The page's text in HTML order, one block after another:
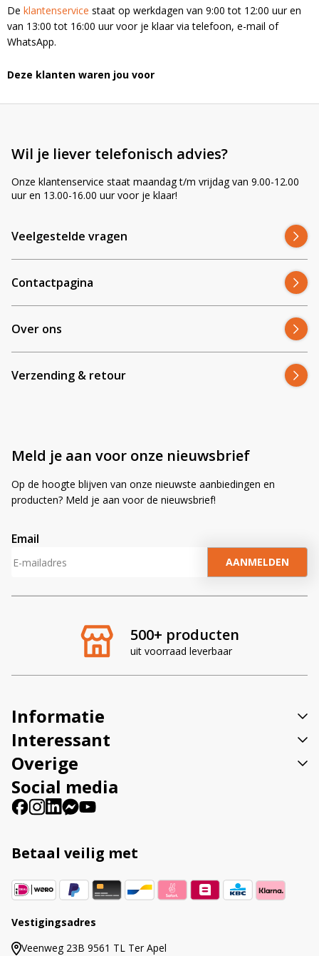
De klantenservice staat op werkdagen van 9:00 tot 12:00 uur en
van 13:00 tot 16:00 uur voor je klaar via telefoon, e-mail of
WhatsApp.
Deze klanten waren jou voor
500+ producten
uit voorraad leverbaar
Wil je liever telefonisch advies?
Onze klantenservice staat maandag t/m vrijdag van 9.00-12.00
uur en 13.00-16.00 uur voor je klaar!
Veelgestelde vragen
Contactpagina
Over ons
Verzending & retour
Meld je aan voor onze nieuwsbrief
Op de hoogte blijven van onze nieuwste aanbiedingen en
producten? Meld je aan voor de nieuwsbrief!
Email
A
t
:
Informatie
Interessant
Overige
Social media
Betaal veilig met
Vestigingsadres
Veenweg 23B 9561 TL Ter Apel